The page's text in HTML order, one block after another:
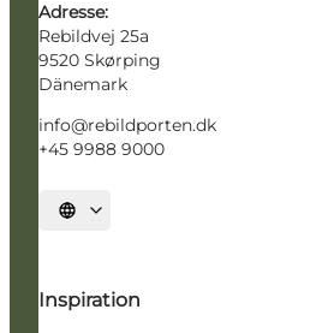
Adresse:
Rebildvej 25a
9520 Skørping
Dänemark
info@rebildporten.dk
+45 9988 9000
Sprache auswählen
Inspiration